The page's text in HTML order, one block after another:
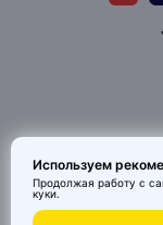
Используем
Продолжая работу с
куки.